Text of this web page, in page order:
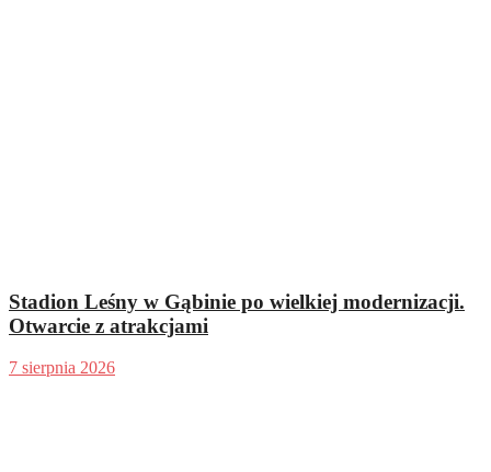
Stadion Leśny w Gąbinie po wielkiej modernizacji.
Otwarcie z atrakcjami
7 sierpnia 2026